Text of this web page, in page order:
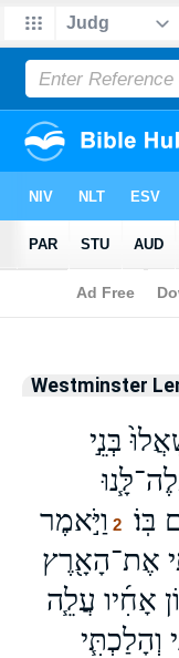
Westminster
בְּנֵ֣י
2 וַיֹּ֣אמֶר
אֶת־הָאָ֖רֶץ
אָחִ֜יו עֲלֵ֧ה
וְהָלַכְתִּ֧י